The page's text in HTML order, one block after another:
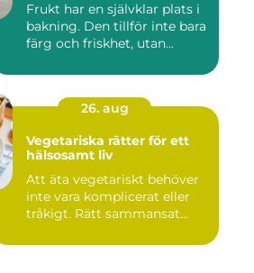
Frukt har en självklar plats i
bakning. Den tillför inte bara
färg och friskhet, utan...
26. aug
Vegetariska rätter för ett
hälsosamt liv
Att äta vegetariskt behöver
inte vara komplicerat eller
tråkigt. Rätt sammansat...